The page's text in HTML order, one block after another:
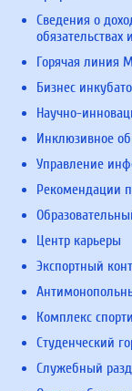
Сведения о
обязательствах
Горячая линия
Бизнес
Научно-
Инклюзивное
Управление
Рекомендации
Центр карьеры
Экспортный
Комплекс
Студенческий
Служебный